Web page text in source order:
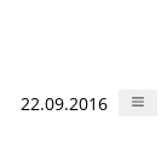
22.09.2016